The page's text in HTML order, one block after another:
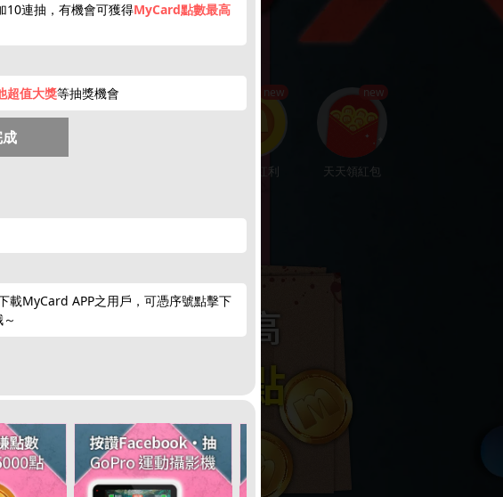
new
賺200紅利
new
天天領紅包
連抽，有機會可獲得MyCard點數最高
超值大獎等抽獎機會
載MyCard APP之用戶，可憑序號點擊下